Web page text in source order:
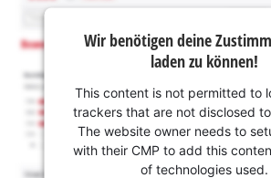
Wir benötigen deine
laden zu können!
This content is not permitted to
trackers that are not disclosed
The website owner needs to
with their CMP to add this
of technologies used.